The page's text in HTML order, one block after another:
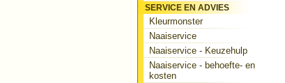
SERVICE EN ADVIES
Kleurmonster
Naaiservice
Naaiservice - Keuzehulp
Naaiservice - behoefte- en
kosten